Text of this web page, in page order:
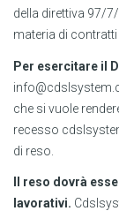
della direttiva 97/
materia di contratti
Per esercitare il
che si vuole
recesso
di reso.
Il reso dovrà
lavorativi.